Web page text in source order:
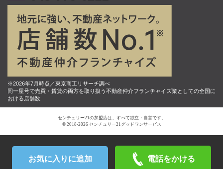
※2026年7月時点／東京商工リサーチ調べ
同一屋号で売買・賃貸の両方を取り扱う不動産仲介フランチャイズ業としての全国に
おける店舗数
センチュリー21の加盟店は、すべて独立・自営です。
© 2018-2026 センチュリー21グッドワンサービス
お気に入りに追加 電話